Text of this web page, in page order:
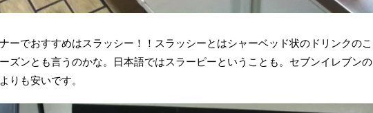
ーでおすすめはスラッシー！！スラッシーとはシャーベッド状のドリンクのこ
ズンとも言うのかな。日本語ではスラーピーということも。セブンイレブンの
りも安いです。